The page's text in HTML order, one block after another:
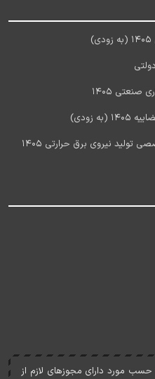
1405
زودی)
آخرین اخبار استخدام شرکت مادر تخصصی تولید نیروی برق حرارتی 1405
حسب مورد دارای مجوزهای لازم از